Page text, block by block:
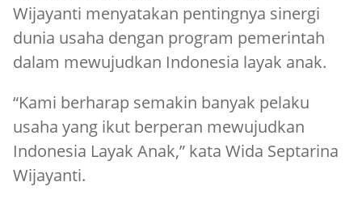
Wijayanti menyatakan pentingnya sinergi
dunia usaha dengan program pemerintah
dalam mewujudkan Indonesia layak anak.
“Kami berharap semakin banyak pelaku
usaha yang ikut berperan mewujudkan
Indonesia Layak Anak,” kata Wida Septarina
Wijayanti.